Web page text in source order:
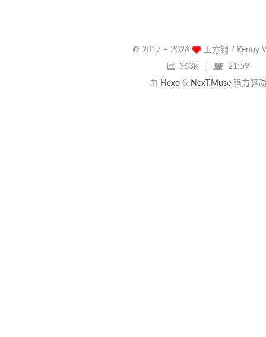
© 2017 – 2026
王方钢 / Kenny
363k
21:59
由 Hexo& NexT.Muse强力驱动